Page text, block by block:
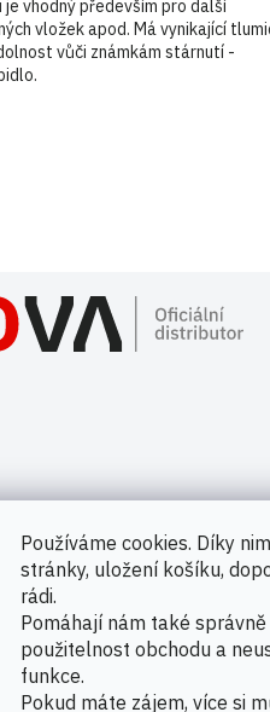
Používáme cookies. Díky
stránky, uložení košíku,
rádi.
Pomáhají nám také
použitelnost obchodu a
funkce.
Pokud máte zájem, více si
vhodný především pro další
vložek apod. Má vynikající
vůči známkám stárnutí -
Možnosti